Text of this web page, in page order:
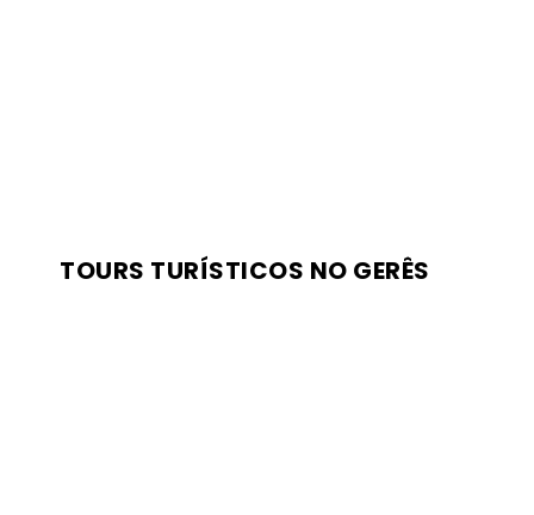
TOURS TURÍSTICOS NO GERÊS